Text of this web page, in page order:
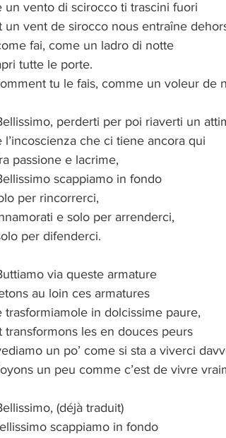
un vento di scirocco ti trascini fuori
un vent de sirocco nous entraîne
fai, come un ladro di notte
tutte le porte.
tu le fais, comme un voleur de
perderti per poi riaverti un
l’incoscienza che ci tiene ancora qui
passione e lacrime,
scappiamo in fondo
per rincorrerci,
e solo per arrenderci,
per difenderci.
via queste armature
au loin ces armatures
trasformiamole in dolcissime paure,
transformons les en douces peurs
un po’ come si sta a viverci
un peu comme c’est de vivre
(déjà traduit)
scappiamo in fondo